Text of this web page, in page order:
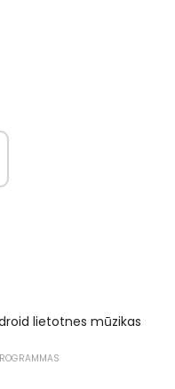
lietotnes mūzikas